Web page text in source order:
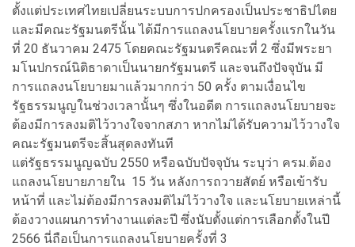
ตั้งแต่ประเทศไทยเปลี่ยนระบบการปกครองเป็นประชาธิปไตย
และมีคณะรัฐมนตรีนั้น ได้มีการแถลงนโยบายครั้งแรกในวัน
ที่ 20 ธันวาคม 2475 โดยคณะรัฐมนตรีคณะที่ 2 ซึ่งมีพระยา
มโนปกรณ์นิติธาดาเป็นนายกรัฐมนตรี และจนถึงปัจจุบัน มี
การแถลงนโยบายมาแล้วมากกว่า 50 ครั้ง ตามเงื่อนไข
รัฐธรรมนูญในช่วงเวลานั้นๆ ซึ่งในอดีต การแถลงนโยบายจะ
ต้องมีการลงมติไว้วางใจจากสภา หากไม่ได้รับความไว้วางใจ
คณะรัฐมนตรีจะสิ้นสุดลงทันที
แต่รัฐธรรมนูญฉบับ 2550 หรือฉบับปัจจุบัน ระบุว่า ครม.ต้อง
แถลงนโยบายภายใน 15 วัน หลังการถวายสัตย์ หรือเข้ารับ
หน้าที่ และไม่ต้องมีการลงมติไม่ไว้วางใจ และนโยบายเหล่านี้
ต้องวางแผนการทำงานแต่ละปี ซึ่งนับตั้งแต่การเลือกตั้งในปี
2566 นี่ถือเป็นการแถลงนโยบายครั้งที่ 3